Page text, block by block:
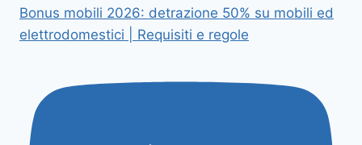
Bonus mobili 2026: detrazione 50% su mobili ed
elettrodomestici | Requisiti e regole